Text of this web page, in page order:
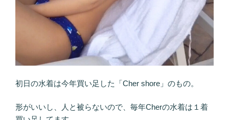
初日の水着は今年買い足した「Cher shore」のもの。
形がいいし、人と被らないので、毎年Cherの水着は１着